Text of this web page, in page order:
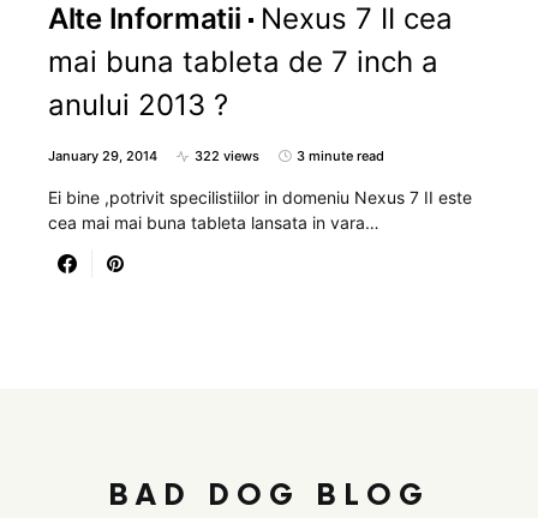
Alte Informatii
Nexus 7 II cea
mai buna tableta de 7 inch a
anului 2013 ?
January 29, 2014 322 views 3 minute read
Ei bine ,potrivit specilistiilor in domeniu Nexus 7 II este
cea mai mai buna tableta lansata in vara…
BAD DOG BLOG